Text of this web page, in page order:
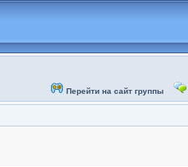
Перейти на сайт группы